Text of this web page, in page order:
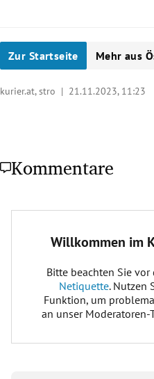
Zur Startseite Mehr aus
kurier.at, stro | 21.11.2023, 11:23
Kommentare